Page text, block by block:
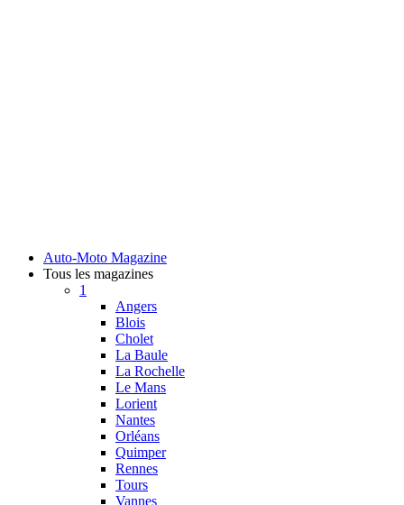
Auto-Moto Magazine
Tous les magazines
1
Angers
Blois
Cholet
La Baule
La Rochelle
Le Mans
Lorient
Nantes
Orléans
Quimper
Rennes
Tours
Vannes